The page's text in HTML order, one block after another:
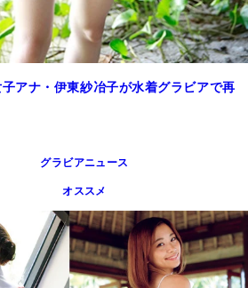
アナ・伊東紗冶子が水着グラビアで再
グラビアニュース
オススメ